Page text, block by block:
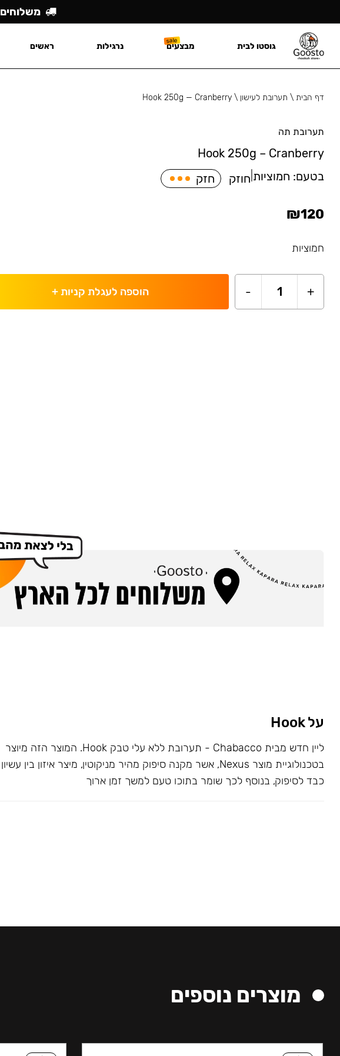
דף הבית\ תערובת לעישון \
Hook 250g — Cranberry
תערובת תה
Hook 250g – Cranberry
בטעם: חמוציות חוזק חזק
₪120
חמוציות
+
1
- הוספה לעגלת קניות+
על Hook
ליין חדש מבית Chabacco - תערובת ללא עלי טבק Hook. המוצר הזה מיוצר
בטכנולוגיית מוצר Nexus, אשר מקנה סיפוק מהיר מניקוטין, מיצר איזון בין עשיון
כבד לסיפוק, בנוסף לכך שומר בתוכו טעם למשך זמן ארוך
מוצרים נוספים
משלוחים
גוסטו לבית מבצעים נרגילות ראשים